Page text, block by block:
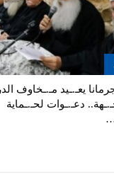
يعـ.ـيد مـ.ـخاوف
دعـ.ـوات لحـ.ـماية